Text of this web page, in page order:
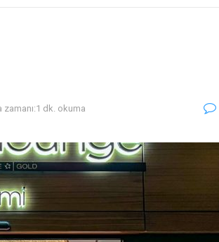
zamanı:1 dk. okuma